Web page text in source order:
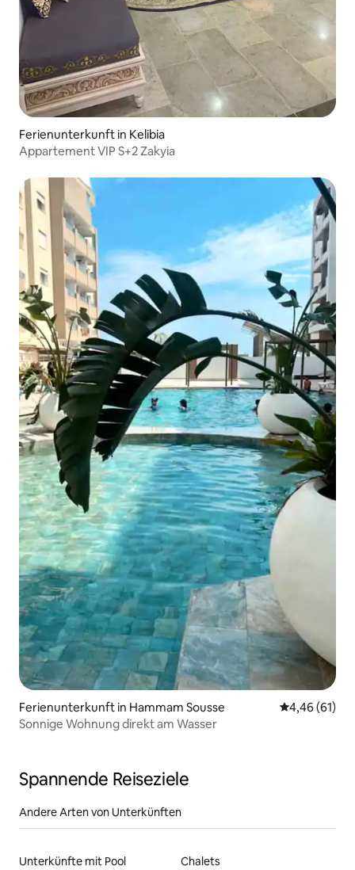
Ferienunterkunft in Kelibia
Appartement VIP S+2 Zakyia
Ferienunterkunft in Hammam Sousse
4,46 (61)
Sonnige Wohnung direkt am Wasser
Spannende Reiseziele
Andere Arten von Unterkünften
Unterkünfte mit Pool
Chalets